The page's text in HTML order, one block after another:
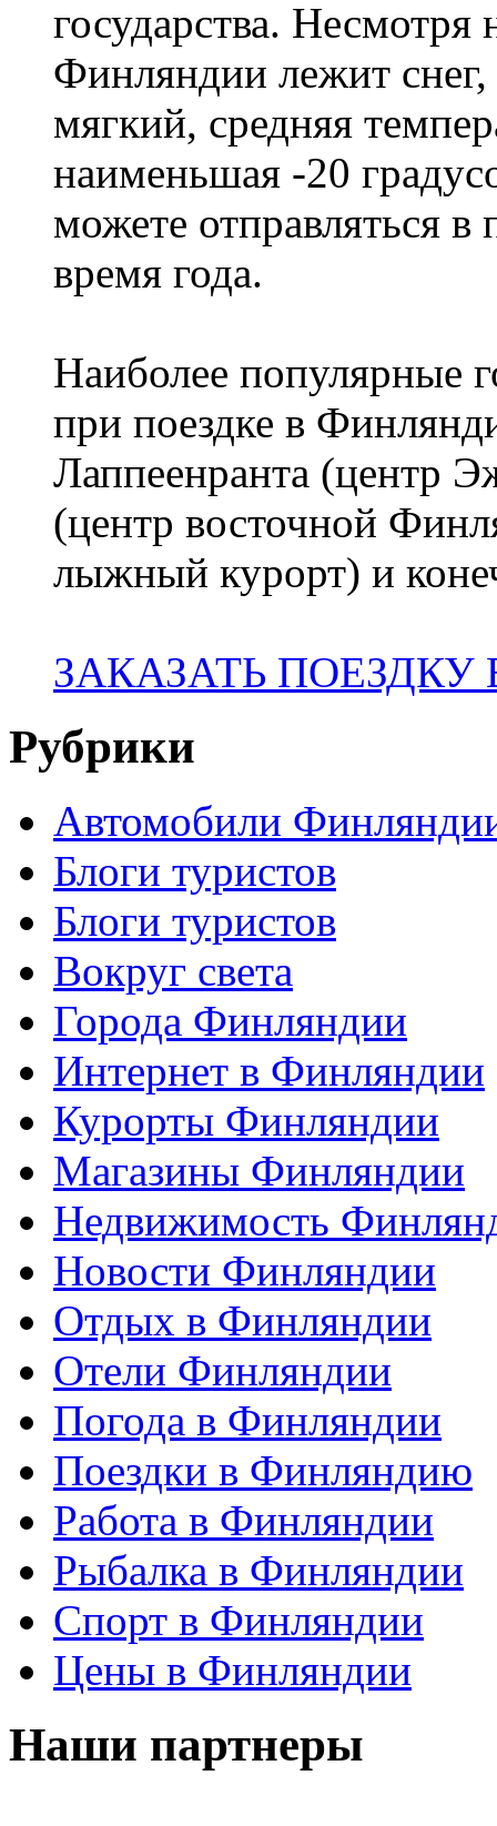
государства. Несмотря
Финляндии лежит
мягкий, средняя
наименьшая -20
можете отправляться
время года.
Наиболее популярные
при поездке в
Лаппеенранта (центр
(центр восточной
лыжный курорт) и
ЗАКАЗАТЬ
Рубрики
Автомобили
Блоги туристов
Блоги туристов
Вокруг света
Города Финляндии
Интернет в Финляндии
Курорты Финляндии
Магазины Финляндии
Недвижимость
Новости Финляндии
Отдых в Финляндии
Отели Финляндии
Погода в Финляндии
Поездки в Финляндию
Работа в Финляндии
Рыбалка в Финляндии
Спорт в Финляндии
Цены в Финляндии
Наши партнеры